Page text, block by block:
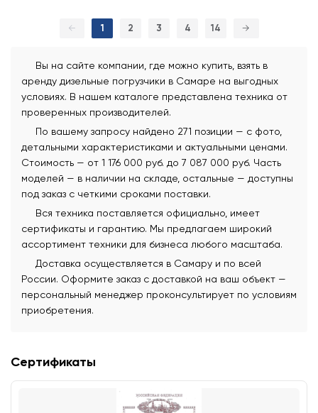
← 1 2 3 4 14 →
Вы на сайте компании, где можно купить, взять в
аренду дизельные погрузчики в Самаре на выгодных
условиях. В нашем каталоге представлена техника от
проверенных производителей.
По вашему запросу найдено 271 позиции — с фото,
детальными характеристиками и актуальными ценами.
Стоимость — от 1 176 000 руб. до 7 087 000 руб. Часть
моделей — в наличии на складе, остальные — доступны
под заказ с четкими сроками поставки.
Вся техника поставляется официально, имеет
сертификаты и гарантию. Мы предлагаем широкий
ассортимент техники для бизнеса любого масштаба.
Доставка осуществляется в Самару и по всей
России. Оформите заказ с доставкой на ваш объект —
персональный менеджер проконсультирует по условиям
приобретения.
Сертификаты